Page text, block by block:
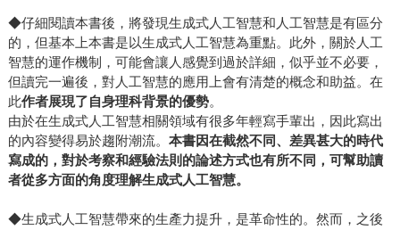
◆仔細閱讀本書後，將發現生成式人工智慧和人工智慧是有區分
的，但基本上本書是以生成式人工智慧為重點。此外，關於人工
智慧的運作機制，可能會讓人感覺到過於詳細，似乎並不必要，
但讀完一遍後，對人工智慧的應用上會有清楚的概念和助益。在
此作者展現了自身理科背景的優勢。
由於在生成式人工智慧相關領域有很多年輕寫手輩出，因此寫出
的內容變得易於趨附潮流。 本書因在截然不同、差異甚大的時代
寫成的，對於考察和經驗法則的論述方式也有所不同，可幫助讀
者從多方面的角度理解生成式人工智慧。
◆生成式人工智慧帶來的生產力提升，是革命性的。然而，之後